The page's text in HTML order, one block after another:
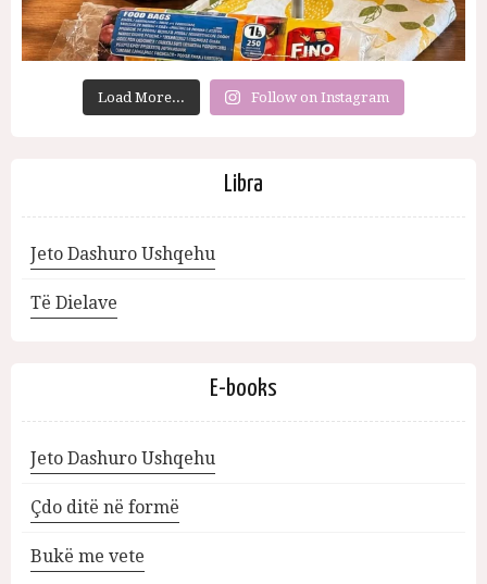
Load More... Follow on Instagram
Libra
Jeto Dashuro Ushqehu
Të Dielave
E-books
Jeto Dashuro Ushqehu
Çdo ditë në formë
Bukë me vete